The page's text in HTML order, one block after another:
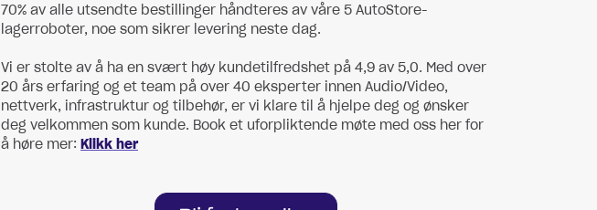
70% av alle utsendte bestillinger håndteres av våre 5 AutoStore-
lagerroboter, noe som sikrer levering neste dag.
Vi er stolte av å ha en svært høy kundetilfredshet på 4,9 av 5,0. Med over
20 års erfaring og et team på over 40 eksperter innen Audio/Video,
nettverk, infrastruktur og tilbehør, er vi klare til å hjelpe deg og ønsker
deg velkommen som kunde. Book et uforpliktende møte med oss her for
å høre mer: Klikk her